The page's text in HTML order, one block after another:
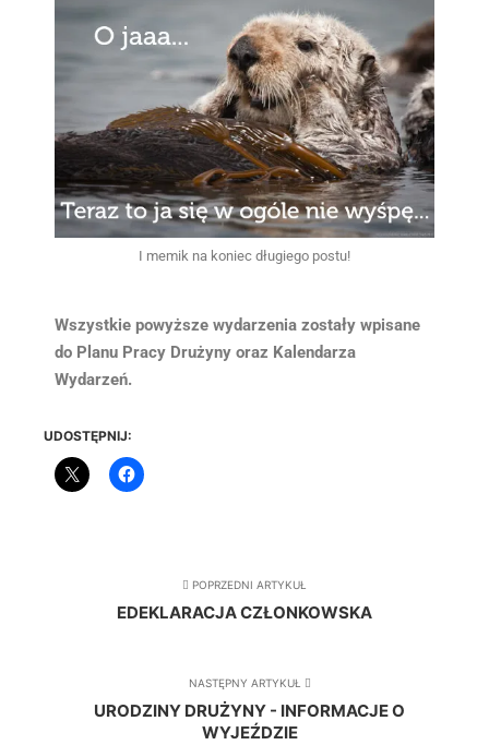
I memik na koniec długiego postu!
Wszystkie powyższe wydarzenia zostały wpisane
do Planu Pracy Drużyny oraz Kalendarza
Wydarzeń.
UDOSTĘPNIJ:
POPRZEDNI ARTYKUŁ
EDEKLARACJA CZŁONKOWSKA
NASTĘPNY ARTYKUŁ
URODZINY DRUŻYNY - INFORMACJE O
WYJEŹDZIE